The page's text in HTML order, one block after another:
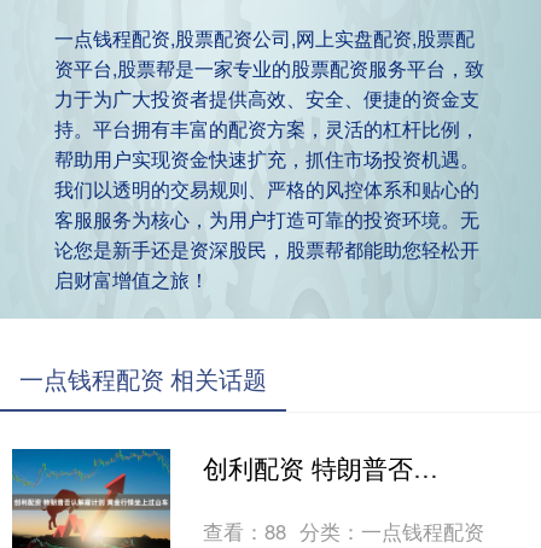
一点钱程配资,股票配资公司,网上实盘配资,股票配
资平台,股票帮是一家专业的股票配资服务平台，致
力于为广大投资者提供高效、安全、便捷的资金支
持。平台拥有丰富的配资方案，灵活的杠杆比例，
帮助用户实现资金快速扩充，抓住市场投资机遇。
我们以透明的交易规则、严格的风控体系和贴心的
客服服务为核心，为用户打造可靠的投资环境。无
论您是新手还是资深股民，股票帮都能助您轻松开
启财富增值之旅！
一点钱程配资 相关话题
创利配资 特朗普否认解雇计划 黄金行情坐上过山车
查看：88 分类： 一点钱程配资